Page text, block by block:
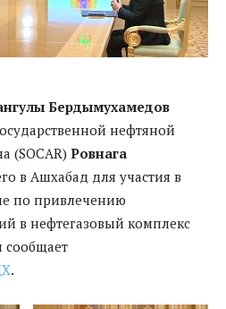
Бердымухамедов
нефтяной
(SOCAR) Ровнага
в Ашхабад для участия в
по привлечению
в нефтегазовый комплекс
сообщает
.